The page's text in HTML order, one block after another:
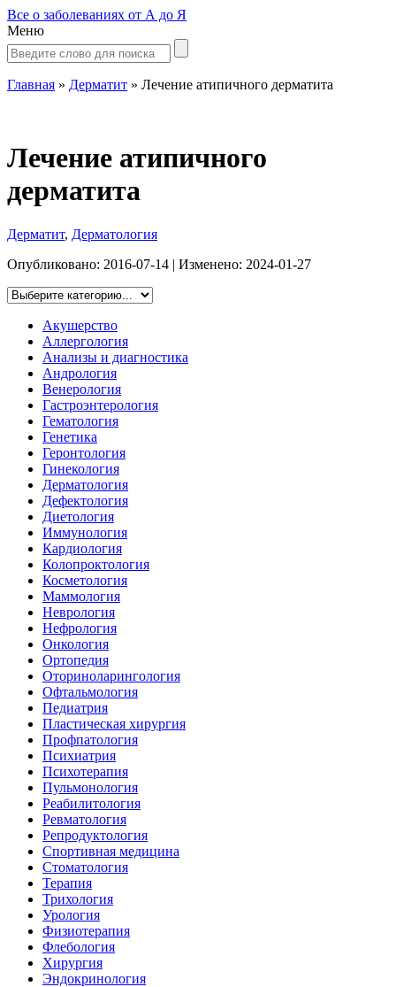
Все о заболеваниях от А до Я
Меню
Главная » Дерматит » Лечение атипичного дерматита
Лечение атипичного
дерматита
Дерматит, Дерматология
Опубликовано: 2016-07-14 | Изменено: 2024-01-27
Акушерство
Аллергология
Анализы и диагностика
Андрология
Венерология
Гастроэнтерология
Гематология
Генетика
Геронтология
Гинекология
Дерматология
Дефектология
Диетология
Иммунология
Кардиология
Колопроктология
Косметология
Маммология
Неврология
Нефрология
Онкология
Ортопедия
Оториноларингология
Офтальмология
Педиатрия
Пластическая хирургия
Профпатология
Психиатрия
Психотерапия
Пульмонология
Реабилитология
Ревматология
Репродуктология
Спортивная медицина
Стоматология
Терапия
Трихология
Урология
Физиотерапия
Флебология
Хирургия
Эндокринология